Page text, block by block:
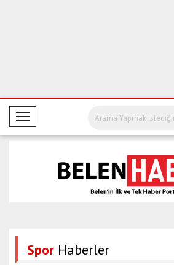
M
o
Spor Haberler